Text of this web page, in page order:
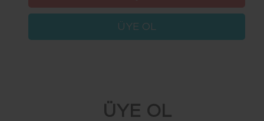
ÜYE OL
ÜYE OL